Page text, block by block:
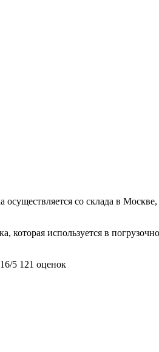
со склада в
используется в
5 121 оценок